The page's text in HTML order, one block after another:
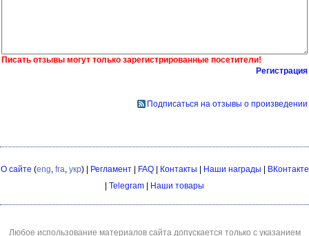
Писать отзывы могут только зарегистрированные посетители!
Регистрация
Подписаться на отзывы о произведении
О сайте (eng fra укр) | Регламент| FAQ| Контакты | Наши награды | ВКонтакте
| Telegram | Наши товары
Любое использование материалов сайта допускается только с указанием